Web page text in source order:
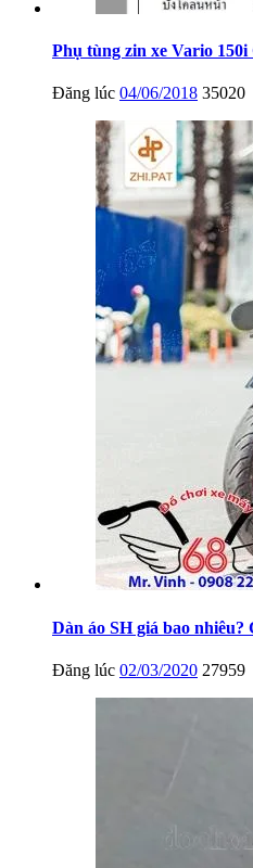
Phụ tùng zin xe Vario
Đăng lúc 04/06/2018 35020
Dàn áo SH giá bao nhiêu?
Đăng lúc 02/03/2020 27959